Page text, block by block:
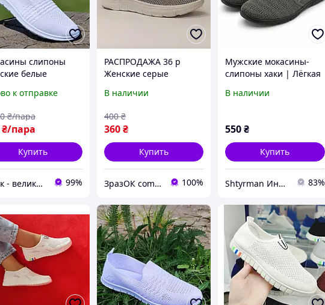
слипоны
белые
Мокасини
(Код: 3240тк)
к отправке
₴/пара
₴/пара
Купить
Топік - великий вибір взуття для чоловіків і жінок 99%
РАСПРОДАЖА 36 р
Женские серые
слипоны мокасины
дышащие кеды
В наличии
360₴
400 ₴
Купить
ЗразОК com.ua 100%
Мужские мокасины-
слипоны хаки | Лёгкая
гибкой подошве 41 45
В наличии
550₴
Купить
Shtyrman Интернет-магазин — качественные товары для всей семьи и дома предоплати в 200гривен на фоп 83%